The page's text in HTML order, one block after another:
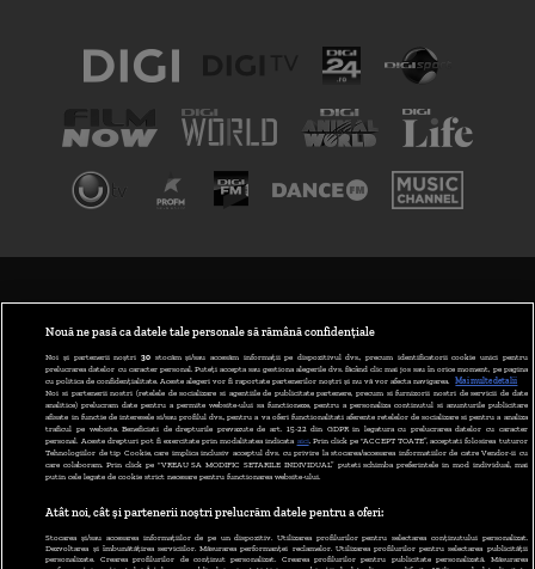
ABONARE DIGI TV
GESTIONAȚI PREFERINȚELE
CODUL DIGI24
CAMERE WEB
CONTACT/INFO
Nouă ne pasă ca datele tale personale să rămână confidențiale
Noi și partenerii noștri 30stocăm și/sau accesăm informații pe dispozitivul dvs., precum identificatorii cookie unici pentru
prelucrarea datelor cu caracter personal. Puteți accepta sau gestiona alegerile dvs. făcând clic mai jos sau în orice moment, pe pagina
cu politica de confidențialitate. Aceste alegeri vor fi raportate partenerilor noștri și nu vă vor afecta navigarea.
Mai multe detalii
Noi si partenerii nostri (retelele de socializare si agentiile de publicitate partenere, precum si furnizorii nostri de servicii de date
analitice) prelucram date pentru a permite website-ului sa functioneze, pentru a personaliza continutul si anunturile publicitare
afisate in functie de interesele si/sau profilul dvs., pentru a va oferi functionalitati aferente retelelor de socializare si pentru a analiza
traficul pe website. Beneficiati de drepturile prevazute de art. 15-22 din GDPR in legatura cu prelucrarea datelor cu caracter
personal. Aceste drepturi pot fi exercitate prin modalitatea indicata aici. Prin click pe “ACCEPT TOATE”, acceptati folosirea tuturor
Tehnologiilor de tip Cookie, care implica inclusiv acceptul dvs. cu privire la stocarea/accesarea informatiilor de catre Vendor-ii cu
care colaboram. Prin click pe “VREAU SA MODIFIC SETARILE INDIVIDUAL” puteti schimba preferintele in mod individual, mai
putin cele legate de cookie strict necesare pentru functionarea website-ului.
Atât noi, cât și partenerii noștri prelucrăm datele pentru a oferi:
Stocarea și/sau accesarea informațiilor de pe un dispozitiv. Utilizarea profilurilor pentru selectarea conținutului personalizat.
Dezvoltarea și îmbunătățirea serviciilor. Măsurarea performanței reclamelor. Utilizarea profilurilor pentru selectarea publicității
personalizate. Crearea profilurilor de conținut personalizat. Crearea profilurilor pentru publicitate personalizată. Măsurarea